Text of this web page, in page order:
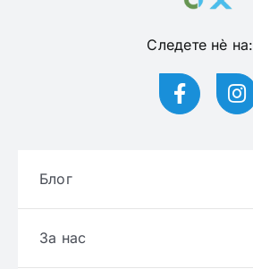
Следете нѐ на:
Блог
За нас